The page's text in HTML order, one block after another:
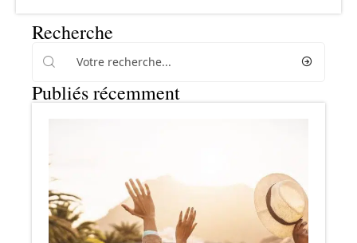
Recherche
Publiés récemment